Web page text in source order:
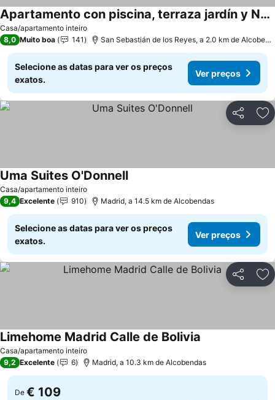
Casa/apartamento inteiro
Apartamento con piscina, terraza jardín y Netflix
8,0 Muito boa 141 San Sebastián de los Reyes, a 2.0 km de Alcobendas
Selecione as datas para ver os preços
exatos.
Ver preços
Partilhar
Casa/apartamento inteiro
Uma Suites O'Donnell
9,4 Excelente 910 Madrid, a 14.5 km de Alcobendas
Selecione as datas para ver os preços
exatos.
Ver preços
Partilhar
Casa/apartamento inteiro
Limehome Madrid Calle de Bolivia
9,2 Excelente 6 Madrid, a 10.3 km de Alcobendas
De € 109